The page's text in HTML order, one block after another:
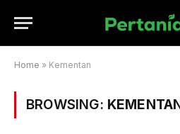
Home » Kementan
BROWSING: